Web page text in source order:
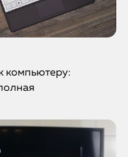
компьютеру: